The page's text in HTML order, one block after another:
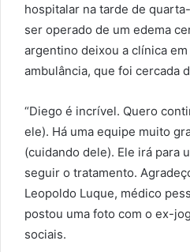
hospitalar na tarde de
ser operado de um edema
argentino deixou a clínica
ambulância, que foi cercada
“Diego é incrível. Quero
ele). Há uma equipe muito
(cuidando dele). Ele irá para
seguir o tratamento.
Leopoldo Luque, médico
postou uma foto com o ex-
sociais.